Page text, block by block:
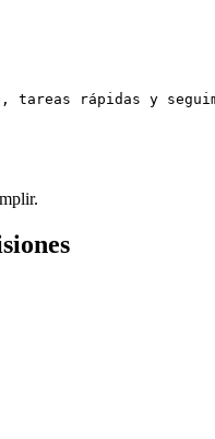
tareas rápidas y